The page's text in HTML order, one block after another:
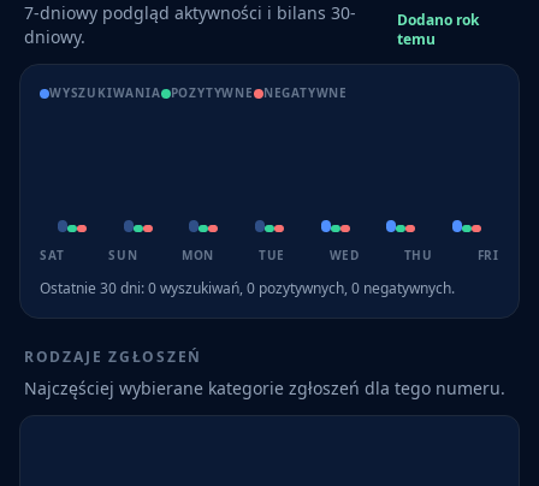
7-dniowy podgląd aktywności i bilans 30-
dniowy.
Dodano rok
temu
WYSZUKIWANIA POZYTYWNE NEGATYWNE
SAT SUN MON TUE WED THU FRI
Ostatnie 30 dni:0wyszukiwań,0 pozytywnych,0 negatywnych.
RODZAJE ZGŁOSZEŃ
Najczęściej wybierane kategorie zgłoszeń dla tego numeru.